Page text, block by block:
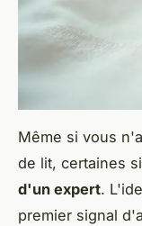
Même si vous
de lit, certaines
d'un expert.
premier signal